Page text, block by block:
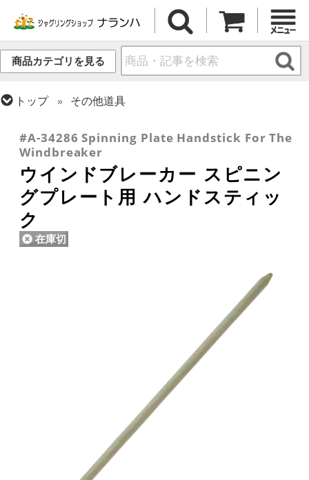
商品カテゴリを見る
トップ
その他道具
#A-34286 Spinning Plate Handstick For The
Windbreaker
ウインドブレーカー スピニン
グプレート用 ハンドスティッ
ク
在庫切